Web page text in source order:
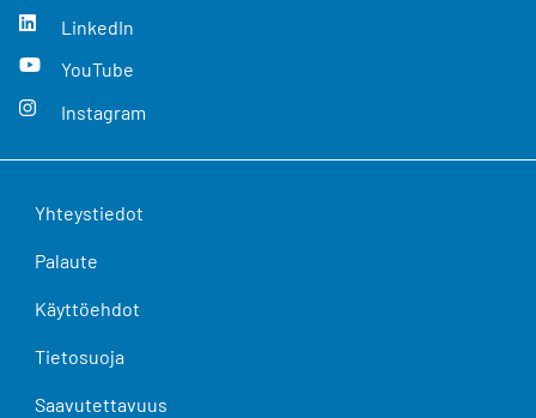
LinkedIn
YouTube
Instagram
Yhteystiedot
Palaute
Käyttöehdot
Tietosuoja
Saavutettavuus